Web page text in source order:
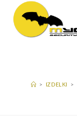
content
> IZDELKI >